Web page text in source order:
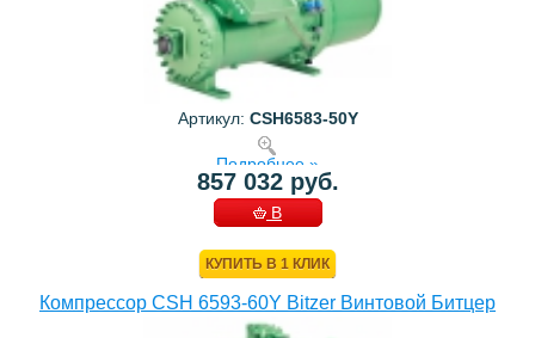
Артикул: CSH6583-50Y
Подробнее »
857 032 руб.
В
КУПИТЬ В 1 КЛИК
Компрессор CSH 6593-60Y Bitzer Винтовой Битцер